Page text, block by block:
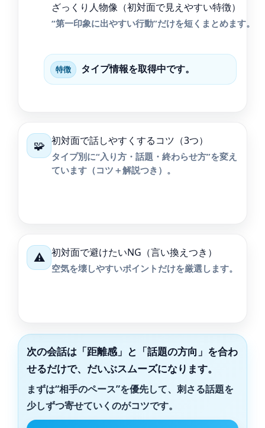
ざっくり人物像（初対面で見えやすい特徴）
“第一印象に出やすい行動”だけを短くまとめます。
特徴 タイプ情報を取得中です。
🧩 初対面で話しやすくするコツ（3つ）
タイプ別に“入り方・話題・終わらせ方”を変え
ています（コツ＋解説つき）。
⚠️ 初対面で避けたいNG（言い換えつき）
空気を壊しやすいポイントだけを厳選します。
次の会話は「距離感」と「話題の方向」を合わ
せるだけで、だいぶスムーズになります。
まずは“相手のペース”を優先して、刺さる話題を
少しずつ寄せていくのがコツです。